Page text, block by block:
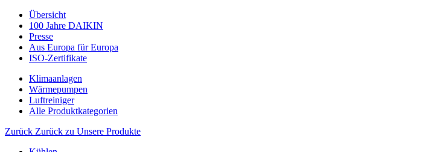
Übersicht
100 Jahre DAIKIN
Presse
Aus Europa für Europa
ISO-Zertifikate
Klimaanlagen
Wärmepumpen
Luftreiniger
Alle Produktkategorien
Zurück Zurück zu Unsere Produkte